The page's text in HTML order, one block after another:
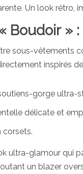
Un look rétro,
Boudoir »
sous-vêtements
inspirés
gorge ultra-
délicate et
corsets.
ultra-glamour qui
un blazer